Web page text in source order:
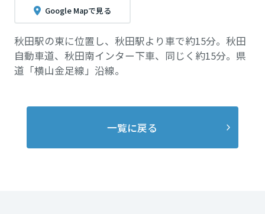
Google Mapで見る
秋田駅の東に位置し、秋田駅より車で約15分。秋田
自動車道、秋田南インター下車、同じく約15分。県
道「横山金足線」沿線。
一覧に戻る